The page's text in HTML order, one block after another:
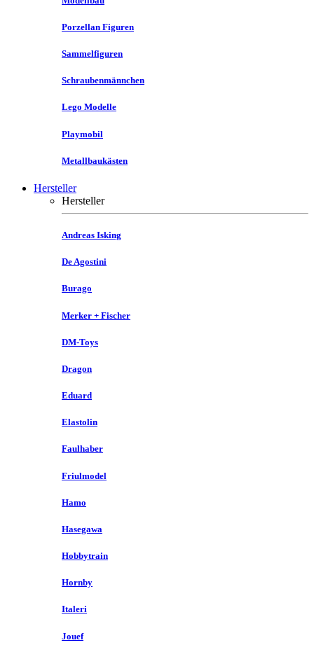
Porzellan Figuren
Sammelfiguren
Schraubenmännchen
Lego Modelle
Playmobil
Metallbaukästen
Hersteller
Hersteller
Andreas Isking
De Agostini
Burago
Merker + Fischer
DM-Toys
Dragon
Eduard
Elastolin
Faulhaber
Friulmodel
Hamo
Hasegawa
Hobbytrain
Hornby
Italeri
Jouef